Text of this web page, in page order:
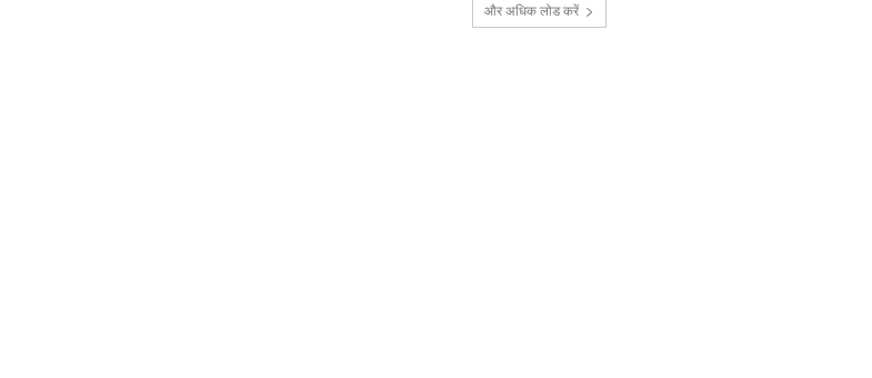
और अधिक लोड करें